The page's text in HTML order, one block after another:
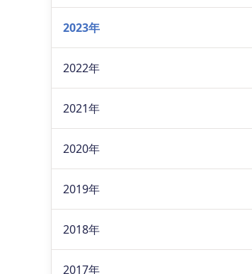
2023年
2022年
2021年
2020年
2019年
2018年
2017年